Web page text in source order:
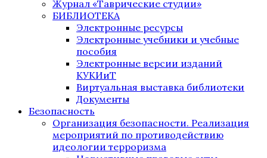
Журнал «Таврические студии»
БИБЛИОТЕКА
Электронные ресурсы
Электронные учебники и учебные
пособия
Электронные версии изданий
КУКИиТ
Виртуальная выставка библиотеки
Документы
Безопасность
Организация безопасности. Реализация
мероприятий по противодействию
идеологии терроризма